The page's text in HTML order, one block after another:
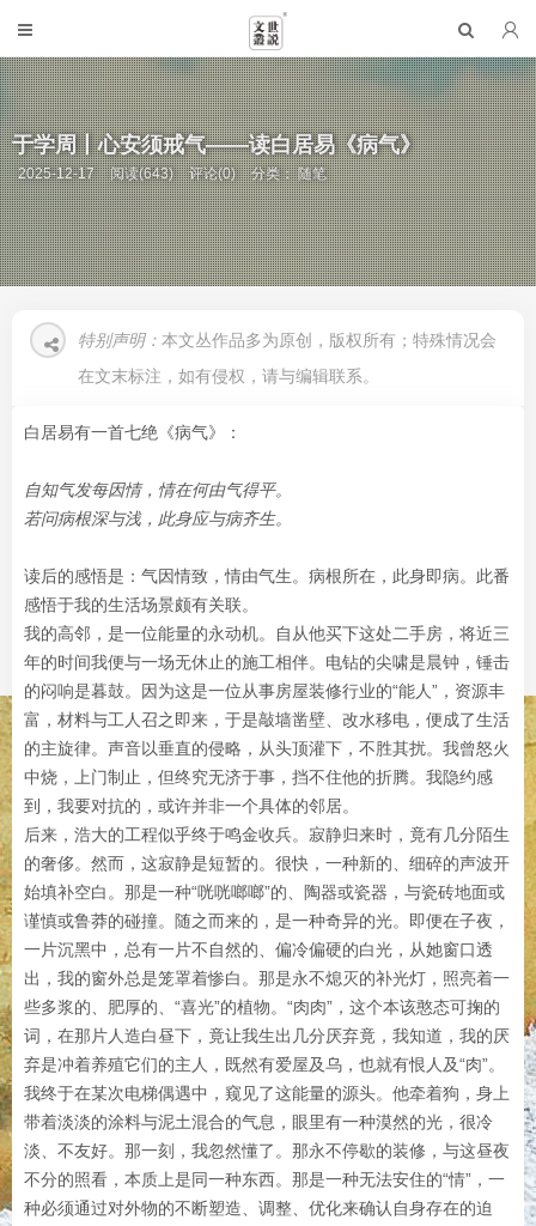
于学周丨心安须戒气——读白居易《病气》
2025-12-17 阅读(643) 评论(0) 分类：随笔
特别声明： 本文丛作品多为原创，版权所有；特殊情况会
在文末标注，如有侵权，请与编辑联系。
白居易有一首七绝《病气》：
自知气发每因情，情在何由气得平。
若问病根深与浅，此身应与病齐生。
读后的感悟是：气因情致，情由气生。病根所在，此身即病。此番
感悟于我的生活场景颇有关联。
我的高邻，是一位能量的永动机。自从他买下这处二手房，将近三
年的时间我便与一场无休止的施工相伴。电钻的尖啸是晨钟，锤击
的闷响是暮鼓。因为这是一位从事房屋装修行业的“能人”，资源丰
富，材料与工人召之即来，于是敲墙凿壁、改水移电，便成了生活
的主旋律。声音以垂直的侵略，从头顶灌下，不胜其扰。我曾怒火
中烧，上门制止，但终究无济于事，挡不住他的折腾。我隐约感
到，我要对抗的，或许并非一个具体的邻居。
后来，浩大的工程似乎终于鸣金收兵。寂静归来时，竟有几分陌生
的奢侈。然而，这寂静是短暂的。很快，一种新的、细碎的声波开
始填补空白。那是一种“咣咣啷啷”的、陶器或瓷器，与瓷砖地面或
谨慎或鲁莽的碰撞。随之而来的，是一种奇异的光。即便在子夜，
一片沉黑中，总有一片不自然的、偏冷偏硬的白光，从她窗口透
出，我的窗外总是笼罩着惨白。那是永不熄灭的补光灯，照亮着一
些多浆的、肥厚的、“喜光”的植物。“肉肉”，这个本该憨态可掬的
词，在那片人造白昼下，竟让我生出几分厌弃竟，我知道，我的厌
弃是冲着养殖它们的主人，既然有爱屋及乌，也就有恨人及“肉”。
我终于在某次电梯偶遇中，窥见了这能量的源头。他牵着狗，身上
带着淡淡的涂料与泥土混合的气息，眼里有一种漠然的光，很冷
淡、不友好。那一刻，我忽然懂了。那永不停歇的装修，与这昼夜
不分的照看，本质上是同一种东西。那是一种无法安住的“情”，一
种必须通过对外物的不断塑造、调整、优化来确认自身存在的迫